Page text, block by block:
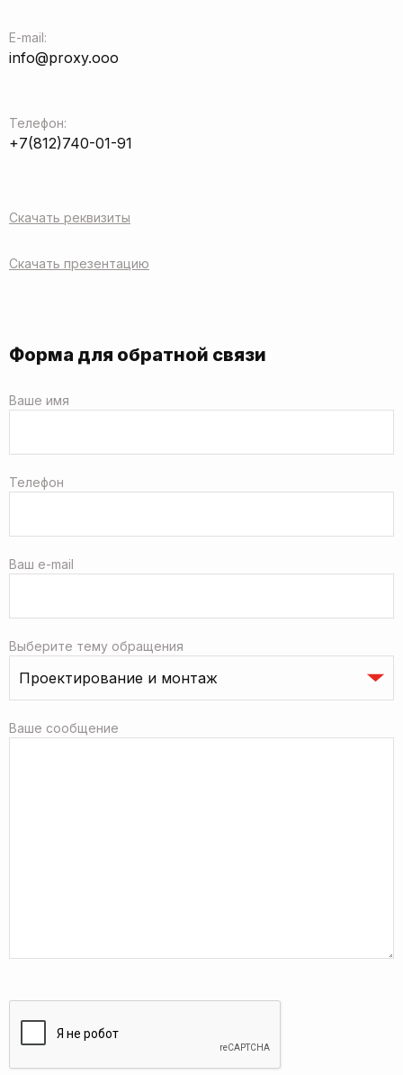
E-mail:
info@proxy.ooo
Телефон:
+7(812)740-01-91
Скачать реквизиты
Скачать презентацию
Форма для обратной связи
Ваше имя
Телефон
Ваш e-mail
Выберите тему обращения
Ваше сообщение